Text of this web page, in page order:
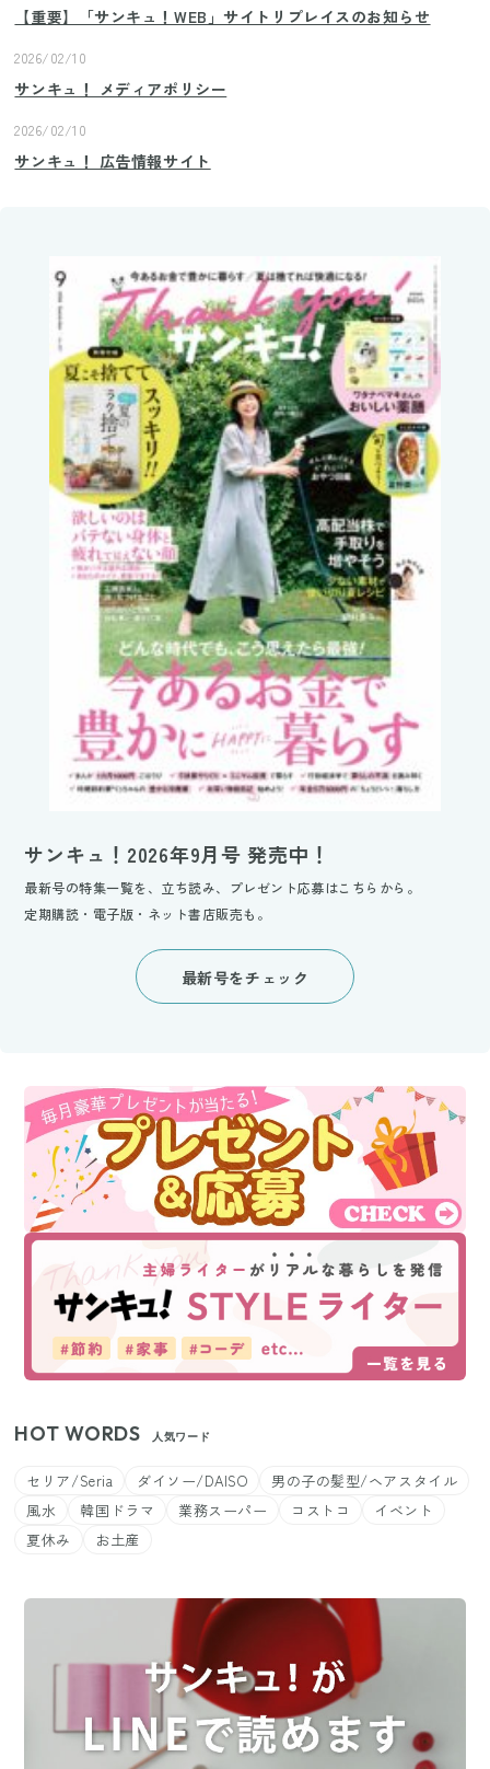
【重要】「サンキュ！WEB」サイトリプレイスのお知らせ
2026/02/10
サンキュ！ メディアポリシー
2026/02/10
サンキュ！ 広告情報サイト
サンキュ！2026年9月号 発売中！
最新号の特集一覧を、立ち読み、プレゼント応募はこちらから。
定期購読・電子版・ネット書店販売も。
最新号をチェック
HOT WORDS 人気ワード
セリア/Seria ダイソー/DAISO
男の子の髪型/ヘアスタイル
風水
韓国ドラマ 業務スーパー コストコ
イベント
夏休み
お土産